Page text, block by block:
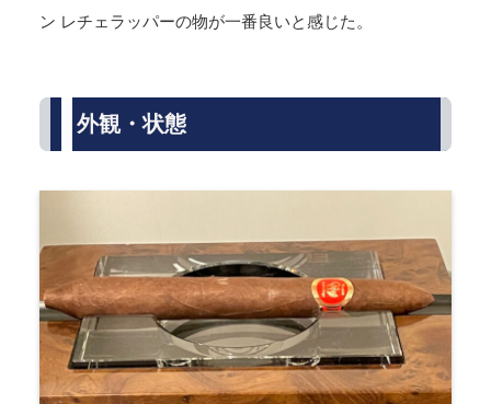
ン レチェラッパーの物が一番良いと感じた。
外観・状態